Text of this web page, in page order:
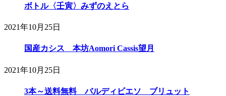
ボトル〈壬寅〉みずのえとら
2021年10月25日
国産カシス 本坊Aomori Cassis望月
2021年10月25日
3本～送料無料 バルディビエソ ブリュット